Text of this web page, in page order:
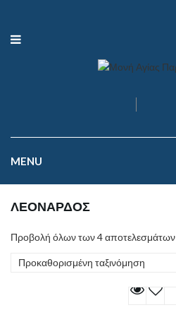
MENU
ΛΕΟΝΑΡΔΟΣ
Προβολή όλων των 4 αποτελεσμάτων
Προκαθορισμένη ταξινόμηση